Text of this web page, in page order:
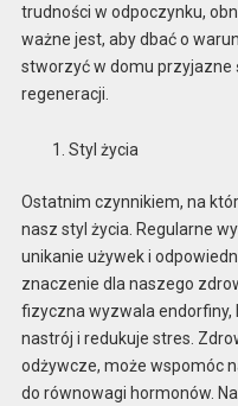
trudności w odpoczynku,
ważne jest, aby dbać o
stworzyć w domu przyjazne
regeneracji.
Styl życia
Ostatnim czynnikiem, na
nasz styl życia. Regularne
unikanie używek i
znaczenie dla naszego
fizyczna wyzwala endorfiny,
nastrój i redukuje stres.
odżywcze, może wspomóc
do równowagi hormonów.